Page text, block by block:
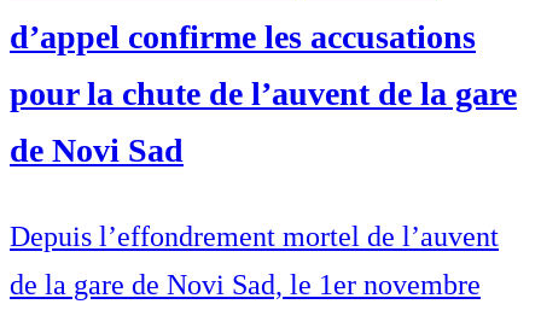
d’appel confirme les accusations
pour la chute de l’auvent de la gare
de Novi Sad
Depuis l’effondrement mortel de l’auvent
de la gare de Novi Sad, le 1er novembre